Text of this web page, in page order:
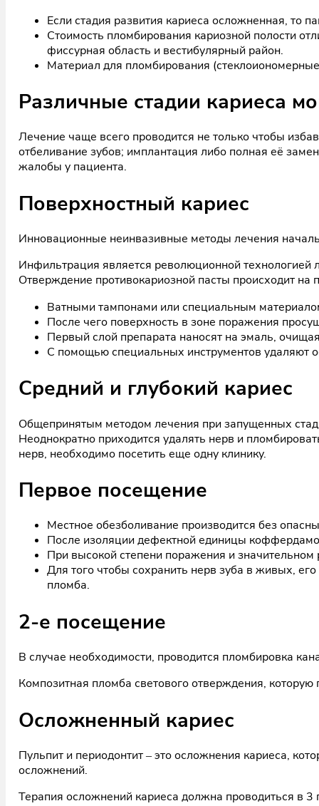
Если стадия развития кариеса осложненная, то
Стоимость пломбирования кариозной полости
фиссурная область и вестибулярный район.
Материал для пломбирования
Различные стадии кариеса
Лечение чаще всего проводится не только чтобы
отбеливание зубов; имплантация либо полная её
жалобы у пациента.
Поверхностный кариес
Инновационные неинвазивные методы лечения
Инфильтрация является революционной технологией
Отверждение противокариозной пасты происходит
Ватными тампонами или специальным
После чего поверхность в зоне поражения
Первый слой препарата наносят на эмаль,
С помощью специальных инструментов удаляют
Средний и глубокий кариес
Общепринятым методом лечения при запущенных
Неоднократно приходится удалять нерв и
нерв, необходимо посетить еще одну клинику.
Первое посещение
Местное обезболивание производится без
После изоляции дефектной единицы
При высокой степени поражения и значительном
Для того чтобы сохранить нерв зуба в живых,
пломба.
2-е посещение
В случае необходимости, проводится пломбировка
Композитная пломба светового отверждения,
Осложненный кариес
Пульпит и периодонтит – это осложнения кариеса,
осложнений.
Терапия осложнений кариеса должна проводиться в